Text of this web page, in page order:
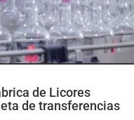
de Licores
de transferencias